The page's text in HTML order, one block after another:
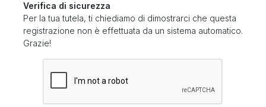
Verifica di sicurezza
Per la tua tutela, ti chiediamo di dimostrarci che questa
registrazione non è effettuata da un sistema automatico.
Grazie!